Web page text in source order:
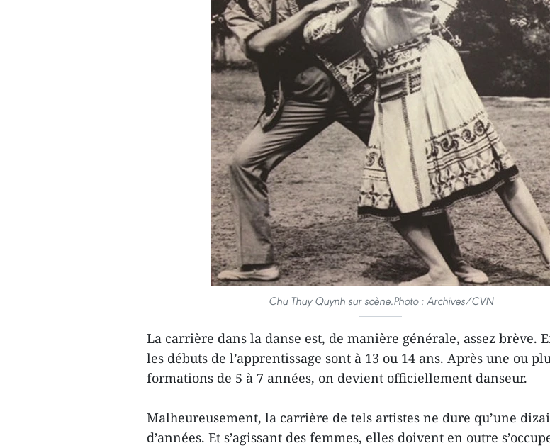
Chu Thuy Quynh sur scène.Photo : Archives/CVN
La carrière dans la danse est, de manière générale, assez brève.
les débuts de l’apprentissage sont à 13 ou 14 ans. Après une ou
formations de 5 à 7 années, on devient officiellement danseur.
Malheureusement, la carrière de tels artistes ne dure qu’une
d’années. Et s’agissant des femmes, elles doivent en outre